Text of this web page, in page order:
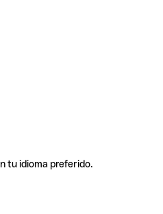
tu idioma preferido.